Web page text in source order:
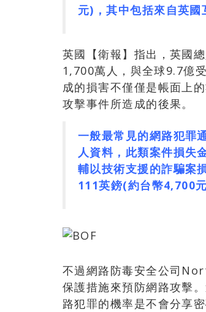
元)，其中包括來自英
英國【衛報】指出，英國
1,700萬人，與全球9.7億
成的損害不僅僅是帳面上
攻擊事件所造成的後果。
一般最常見的網路犯罪
人資料，此類案件損失
輔以技術支援的詐騙案
111英鎊(約台幣4,700
不過網路防毒安全公司
保護措施來預防網路攻擊
路犯罪的機率是不會分享